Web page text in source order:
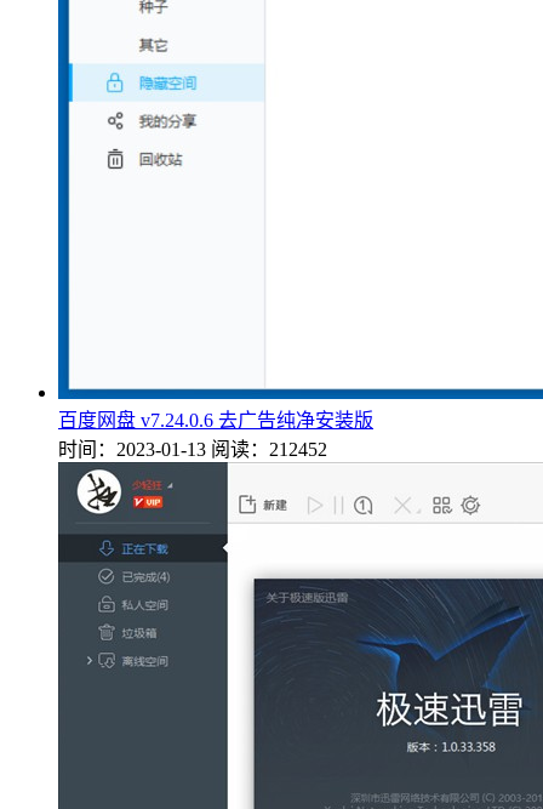
百度网盘 v7.24.0.6 去广告纯净安装版
时间：2023-01-13 阅读：212452